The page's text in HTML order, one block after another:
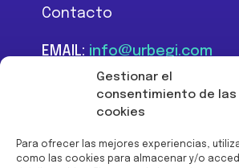
Gestionar el
consentimiento de las
cookies
Para ofrecer las mejores experiencias,
como las cookies para almacenar y/o
Contacto
EMAIL: info@urbegi.com
+34 946 801 934